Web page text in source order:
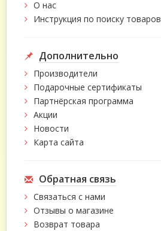
О нас
Инструкция по поиску товаров
Дополнительно
Производители
Подарочные сертификаты
Партнёрская программа
Акции
Новости
Карта сайта
Обратная связь
Связаться с нами
Отзывы о магазине
Возврат товара